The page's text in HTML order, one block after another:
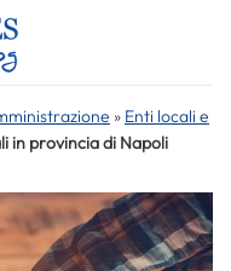
» Enti locali e
in provincia di Napoli